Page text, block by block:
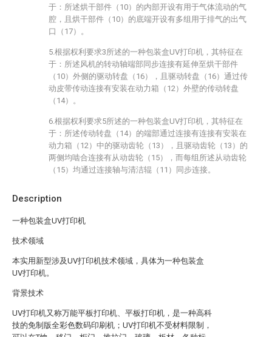
Description
一种包装盒UV打印机
技术领域
本实用新型涉及UV打印机技术领域，具体为一种包装盒
UV打印机。
背景技术
UV打印机又称万能平板打印机、平板打印机，是一种高科
技的免制版全彩色数码印刷机；UV打印机不受材料限制，
于：所述烘干部件（10）的内部开设有用于气体流动的气
腔，且烘干部件（10）的底端开设有多组用于排气的出气
口（17）。
5.根据权利要求3所述的一种包装盒UV打印机，其特征在
于：所述风机的转动轴端部同步连接有延伸至烘干部件
（10）外侧的驱动转盘（16），且驱动转盘（16）通过传
动皮带传动连接有安装在动力箱（12）外壁的传动转盘
（14）。
6.根据权利要求5所述的一种包装盒UV打印机，其特征在
于：所述传动转盘（14）的端部通过连接有连接有安装在
动力箱（12）中的驱动齿轮（13），且驱动齿轮（13）的
两侧均啮合连接有从动齿轮（15），而每组所述从动齿轮
（15）均通过连接轴与清洁辊（11）同步连接。